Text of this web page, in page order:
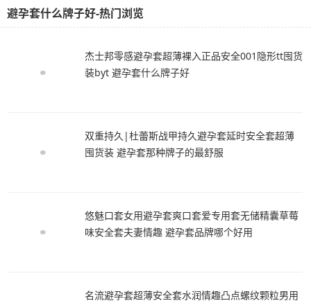
避孕套什么牌子好-热门浏览
杰士邦零感避孕套超薄裸入正品安全001隐形tt囤货
装byt 避孕套什么牌子好
双重持久|杜蕾斯战甲持久避孕套延时安全套超薄
囤货装 避孕套那种牌子的最舒服
悠魅口套女用避孕套爽口套爱专用套无储精囊草莓
味安全套夫妻情趣 避孕套品牌哪个好用
名流避孕套超薄安全套水润情趣凸点螺纹颗粒男用